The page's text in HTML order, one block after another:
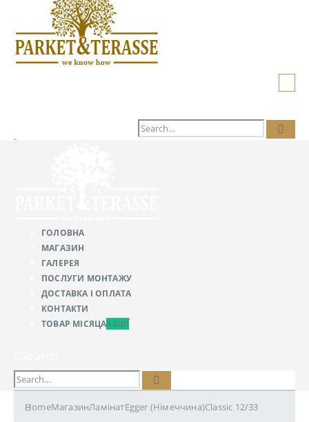
ГОЛОВНА
МАГАЗИН
ГАЛЕРЕЯ
ПОСЛУГИ МОНТАЖУ
ДОСТАВКА І ОПЛАТА
КОНТАКТИ
ТОВАР МІСЯЦААКЦІЇ
HomeМагазинЛамінатEgger (Німеччина)Classic 12/33